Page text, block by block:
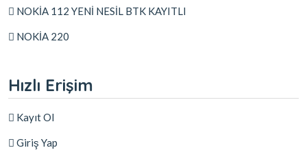
NOKİA 112 YENİ NESİL BTK KAYITLI
NOKİA 220
Hızlı Erişim
Kayıt Ol
Giriş Yap